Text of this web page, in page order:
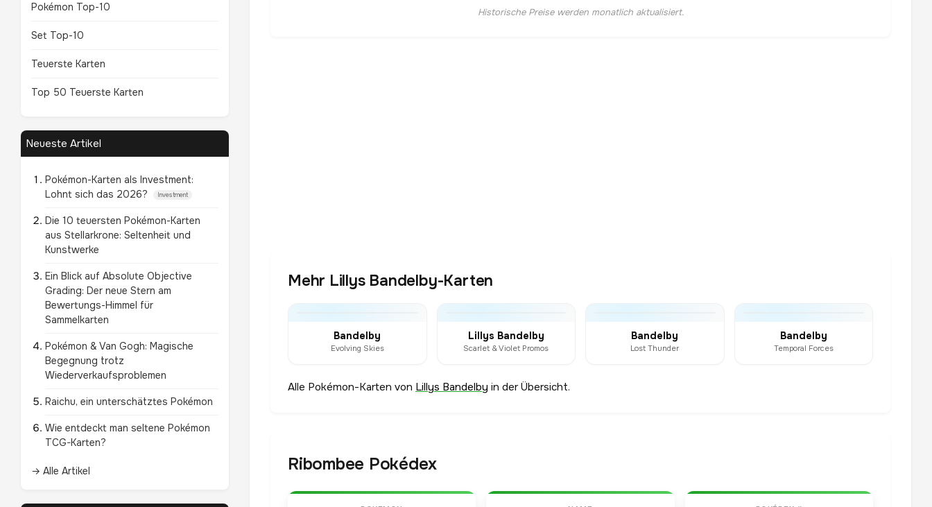
Pokémon Top-10
Set Top-10
Teuerste Karten
Top 50 Teuerste Karten
Neueste Artikel
Pokémon-Karten als Investment:
Lohnt sich das 2026?
Investment
Die 10 teuersten Pokémon-Karten
aus Stellarkrone: Seltenheit und
Kunstwerke
Ein Blick auf Absolute Objective
Grading: Der neue Stern am
Bewertungs-Himmel für
Sammelkarten
Pokémon & Van Gogh: Magische
Begegnung trotz
Wiederverkaufsproblemen
Raichu, ein unterschätztes Pokémon
Wie entdeckt man seltene Pokémon
TCG-Karten?
→ Alle Artikel
Historische Preise werden monatlich aktualisiert.
Mehr Lillys Bandelby-Karten
Bandelby
Evolving Skies
Lillys Bandelby
Scarlet & Violet Promos
Bandelby
Lost Thunder
Bandelby
Temporal Forces
Alle Pokémon-Karten von Lillys Bandelby in der Übersicht.
Ribombee Pokédex